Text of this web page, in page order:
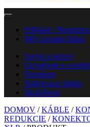
Prihlásiť /
Môj zoznam želaní
Servis a opravy
Ozvučenie a
Prenájom
Nahrávacie štúdio
ŠkolaNové
DOMOV /KÁBLE /
REDUKCIE /